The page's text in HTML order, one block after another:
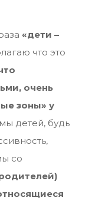
«дети –
что это
очень
зоны» у
детей, будь
со